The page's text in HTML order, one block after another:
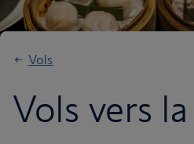
Vols
Vols vers